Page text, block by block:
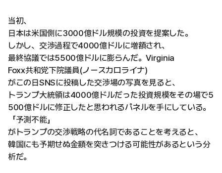
当初、
日本は米国側に3000億ドル規模の投資を提案した。
しかし、交渉過程で4000億ドルに増額され、
最終協議では5500億ドルに膨らんだ。Virginia
Foxx共和党下院議員(ノースカロライナ)
がこの日SNSに投稿した交渉場の写真を見ると、
トランプ大統領は4000億ドルだった投資規模をその場で5
500億ドルに修正したと思われるパネルを手にしている。
「予測不能」
がトランプの交渉戦略の代名詞であることを考えると、
韓国にも予期せぬ金額を突きつける可能性があるという分
析だ。